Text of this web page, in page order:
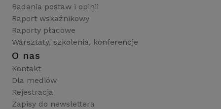
Badania postaw i opinii
Raport wskaźnikowy
Raporty płacowe
Warsztaty, szkolenia, konferencje
O nas
Kontakt
Dla mediów
Rejestracja
Zapisy do newslettera